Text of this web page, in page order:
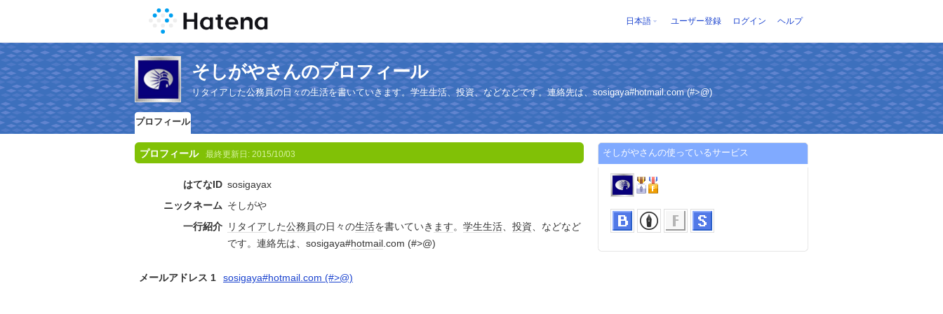
日本語 ユーザー登録 ログイン ヘルプ
そしがやさんのプロフィール
リタイアした公務員の日々の生活を書いていきます。学生生活、投資、などなどです。連絡先は、sosigaya#hotmail.com (#>@)
プロフィール
プロフィール 最終更新日: 2015/10/03
はてなID sosigayax
ニックネーム そしがや
一行紹介
リタイア した公務員の日々の生活を書いていき ます。 学生生活、 投資、などなど
です。連絡先は、sosigaya#hotmail.com (#>@)
メールアドレス 1 sosigaya#hotmail.com (#>@)
そしがやさんの使っているサービス